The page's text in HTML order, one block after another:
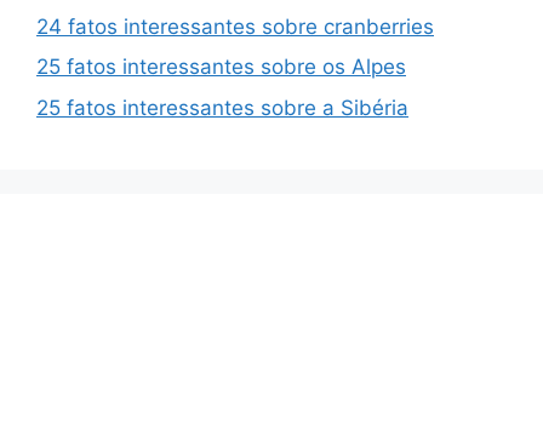
24 fatos interessantes sobre cranberries
25 fatos interessantes sobre os Alpes
25 fatos interessantes sobre a Sibéria